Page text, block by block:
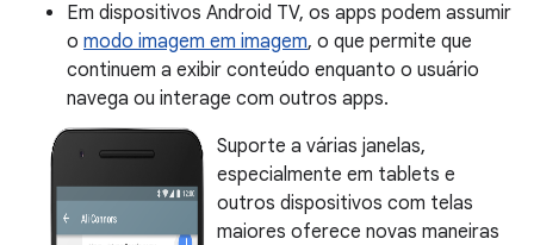
Em dispositivos Android TV, os apps podem assumir
o modo imagem em imagem, o que permite que
continuem a exibir conteúdo enquanto o usuário
navega ou interage com outros apps.
Suporte a várias janelas,
especialmente em tablets e
outros dispositivos com telas
maiores oferece novas maneiras